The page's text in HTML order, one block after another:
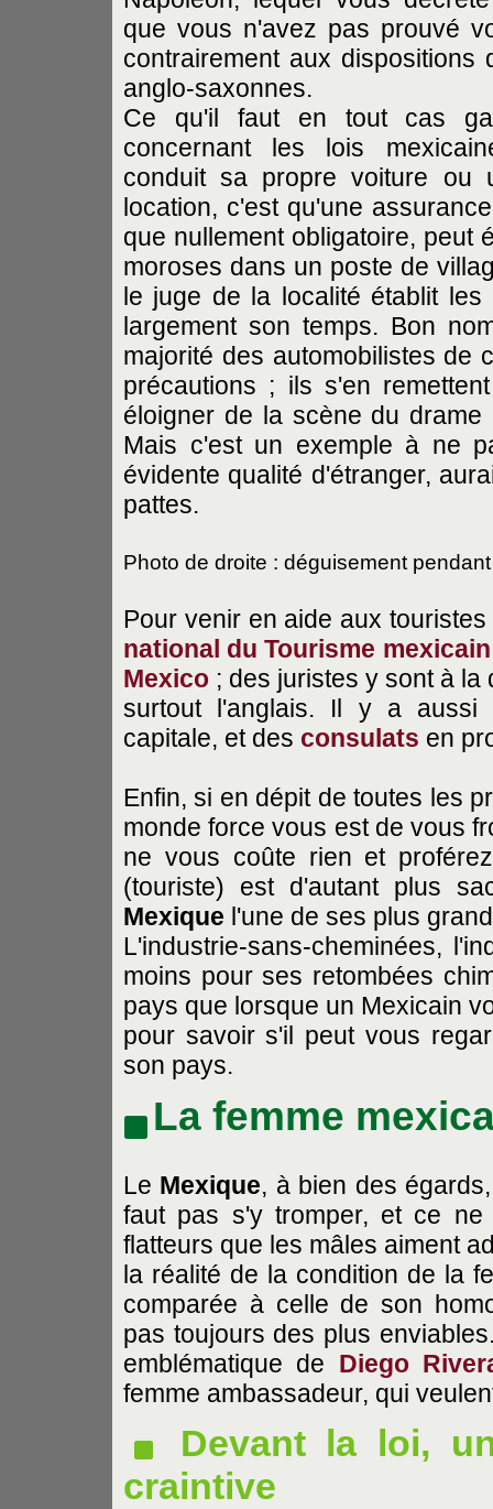
que vous n'avez pas prouvé
contrairement aux dispositions
anglo-saxonnes.
Ce qu'il faut en tout cas
concernant les lois
conduit sa propre voiture ou
location, c'est qu'une
que nullement obligatoire, peut
moroses dans un poste de
le juge de la localité établit
largement son temps. Bon
majorité des automobilistes de
précautions ; ils s'en
éloigner de la scène du
Mais c'est un exemple à ne
évidente qualité d'étranger,
pattes.
Photo de droite : déguisement
Pour venir en aide aux
national du Tourisme
Mexico ; des juristes y sont à
surtout l'anglais. Il y a
capitale, et des consulats en
Enfin, si en dépit de toutes les
monde force vous est de vous
ne vous coûte rien et
(touriste) est d'autant plus
Mexique l'une de ses plus
L'industrie-sans-cheminées,
moins pour ses retombées
pays que lorsque un Mexicain
pour savoir s'il peut vous
son pays.
La femme
Le Mexique, à bien des
faut pas s'y tromper, et ce
flatteurs que les mâles aiment
la réalité de la condition de la
comparée à celle de son
pas toujours des plus
emblématique de Diego
femme ambassadeur, qui
Devant la loi,
craintive